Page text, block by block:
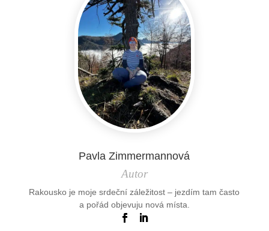
Pavla Zimmermannová
Autor
Rakousko je moje srdeční záležitost – jezdím tam často
a pořád objevuju nová místa.